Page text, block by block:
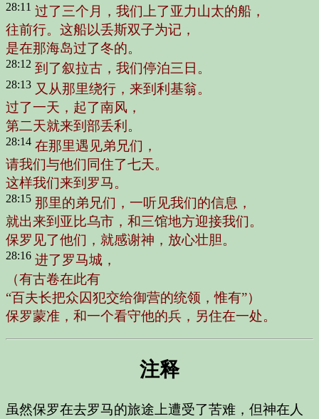
28:11 过了三个月，我们上了亚力山太的船，
往前行。这船以丢斯双子为记，
是在那海岛过了冬的。
28:12 到了叙拉古，我们停泊三日。
28:13 又从那里绕行，来到利基翁。
过了一天，起了南风，
第二天就来到部丢利。
28:14 在那里遇见弟兄们，
请我们与他们同住了七天。
这样我们来到罗马。
28:15 那里的弟兄们，一听见我们的信息，
就出来到亚比乌市，和三馆地方迎接我们。
保罗见了他们，就感谢神，放心壮胆。
28:16 进了罗马城，
（有古卷在此有
“百夫长把众囚犯交给御营的统领，惟有”）
保罗蒙准，和一个看守他的兵，另住在一处。
注释
虽然保罗在去罗马的旅途上遭受了苦难，但神在人